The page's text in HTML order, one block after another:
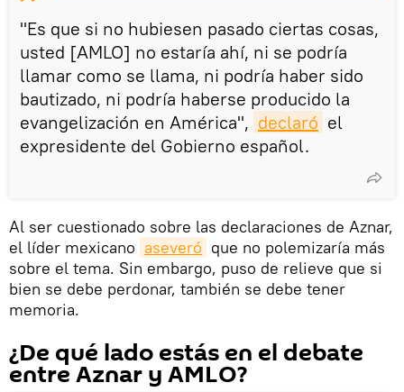
"Es que si no hubiesen pasado ciertas cosas,
usted [AMLO] no estaría ahí, ni se podría
llamar como se llama, ni podría haber sido
bautizado, ni podría haberse producido la
evangelización en América", declaró el
expresidente del Gobierno español.
Al ser cuestionado sobre las declaraciones de Aznar,
el líder mexicano aseveró que no polemizaría más
sobre el tema. Sin embargo, puso de relieve que si
bien se debe perdonar, también se debe tener
memoria.
¿De qué lado estás en el debate
entre Aznar y AMLO?